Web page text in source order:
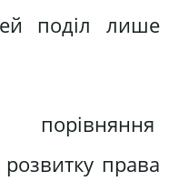
поділ лише
права